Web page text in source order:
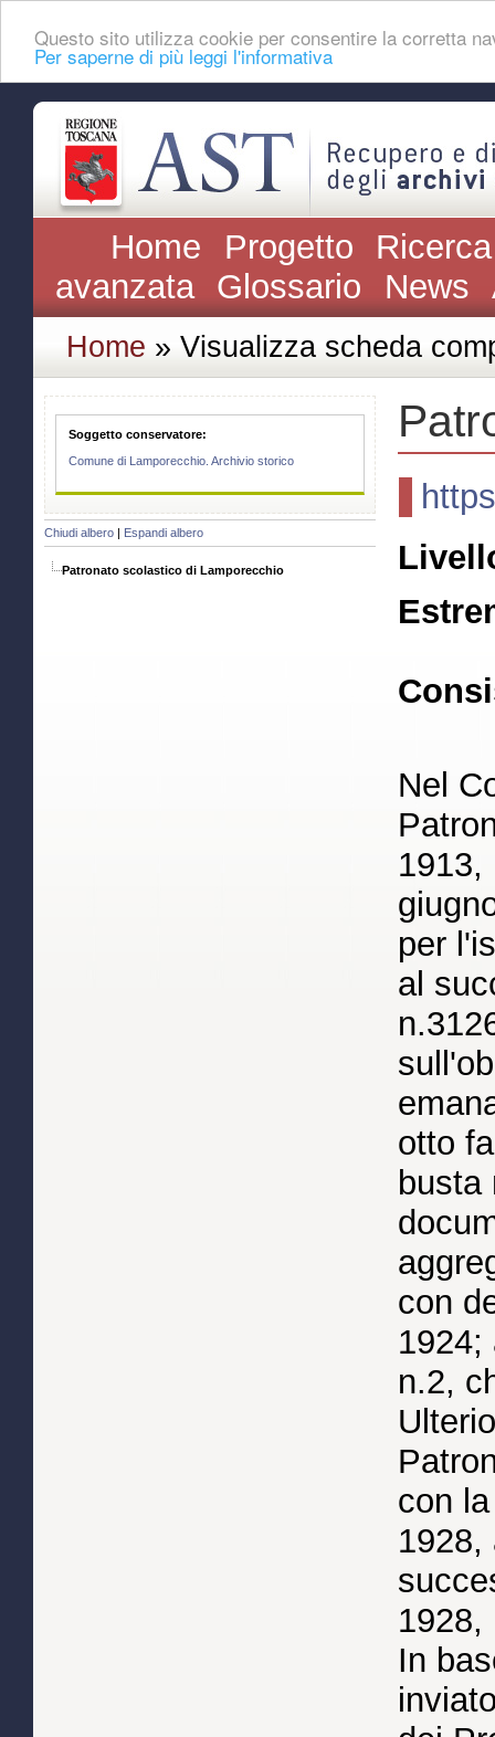
Questo sito utilizza cookie per consentire la corretta
Per saperne di più leggi l'informativa
Home Progetto
avanzata Glossario News
Home » Visualizza scheda
Soggetto conservatore:
Comune di Lamporecchio. Archivio storico
Chiudi albero Espandi albero
Patronato scolastico di Lamporecchio
Nel
1913,
per
al
otto
busta
con
1924;
n.2,
con
1928,
1928,
In